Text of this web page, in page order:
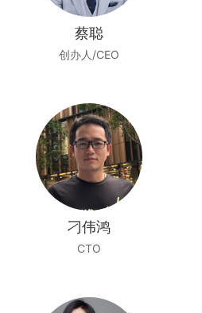
蔡聪
创办人/CEO
刁伟鸿
CTO